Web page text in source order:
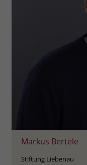
Markus Bertele
Stiftung Liebenau